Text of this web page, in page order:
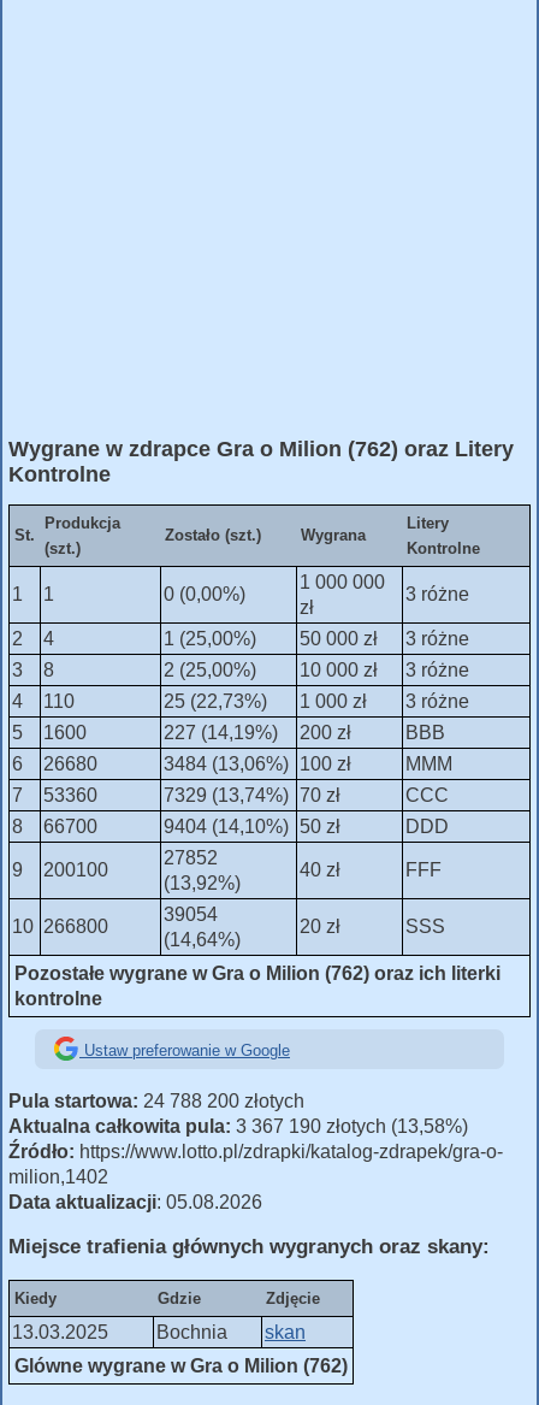
Wygrane w zdrapce Gra o Milion (762) oraz Litery
Kontrolne
St.
Produkcja
(szt.)
Zostało (szt.) Wygrana
Litery
Kontrolne
1 1 0 (0,00%)
1 000 000
zł
3 różne
2 4 1 (25,00%) 50 000 zł
3 różne
3
8 2 (25,00%) 10 000 zł
3 różne
4
110 25 (22,73%) 1 000 zł
3 różne
5
1600 227 (14,19%) 200 zł
BBB
6
26680 3484 (13,06%) 100 zł
MMM
7
53360 7329 (13,74%) 70 zł
CCC
8
66700 9404 (14,10%) 50 zł DDD
9 200100
27852
(13,92%)
40 zł FFF
10 266800
39054
(14,64%)
20 zł SSS
Pozostałe wygrane w Gra o Milion (762) oraz ich literki
kontrolne
Ustaw preferowanie w Google
Pula startowa: 24 788 200 złotych
Aktualna całkowita pula: 3 367 190 złotych (13,58%)
Źródło: https://www.lotto.pl/zdrapki/katalog-zdrapek/gra-o-
milion,1402
Data aktualizacji: 05.08.2026
Miejsce trafienia głównych wygranych oraz skany:
Kiedy Gdzie Zdjęcie
13.03.2025 Bochnia
skan
Glówne wygrane w Gra o Milion (762)